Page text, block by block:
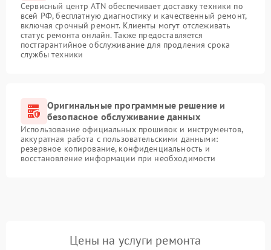
Сервисный центр ATN обеспечивает доставку техники по
всей РФ, бесплатную диагностику и качественный ремонт,
включая срочный ремонт. Клиенты могут отслеживать
статус ремонта онлайн. Также предоставляется
постгарантийное обслуживание для продления срока
службы техники
Оригинальные программные решение и
безопасное обслуживание данных
Использование официальных прошивок и инструментов,
аккуратная работа с пользовательскими данными:
резервное копирование, конфиденциальность и
восстановление информации при необходимости
Цены на услуги ремонта